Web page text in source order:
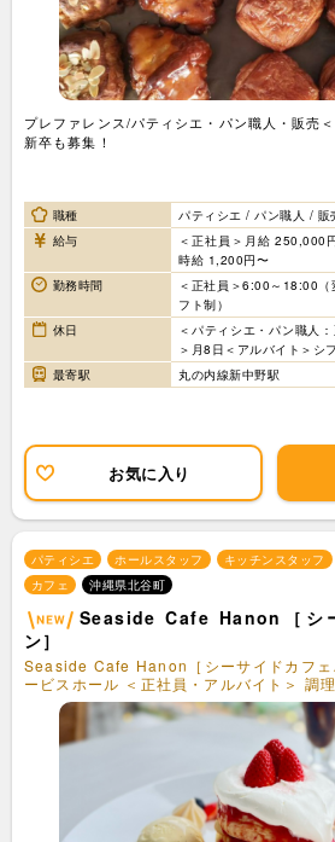
プレファレンス/パティシエ・パン職人・販売
新卒も募集！
職種
パティシエ / パン職人 / 販
給与
＜正社員＞月給 250,000
時給 1,200円〜
勤務時間
＜正社員＞6:00～18:00
フト制）
休日
＜パティシエ・パン職人
＞月8日＜アルバイト＞シ
最寄駅
丸の内線新中野駅
お気に入り
パティシエ ホールスタッフ キッチンスタッフ
カフェ
沖縄県北谷町
Seaside Cafe Hanon［シ
ン］
Seaside Cafe Hanon［シーサイドカフェ
ービスホール ＜正社員・アルバイト＞ 調